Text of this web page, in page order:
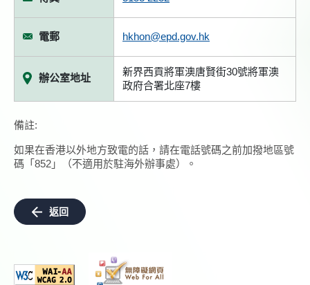
電郵 hkhon@epd.gov.hk
辦公室地址
新界西貢將軍澳唐賢街30號將軍澳
政府合署北座7樓
備註:
如果在香港以外地方致電的話，請在電話號碼之前加撥地區號
碼「852」（不適用於駐海外辦事處）。
返回